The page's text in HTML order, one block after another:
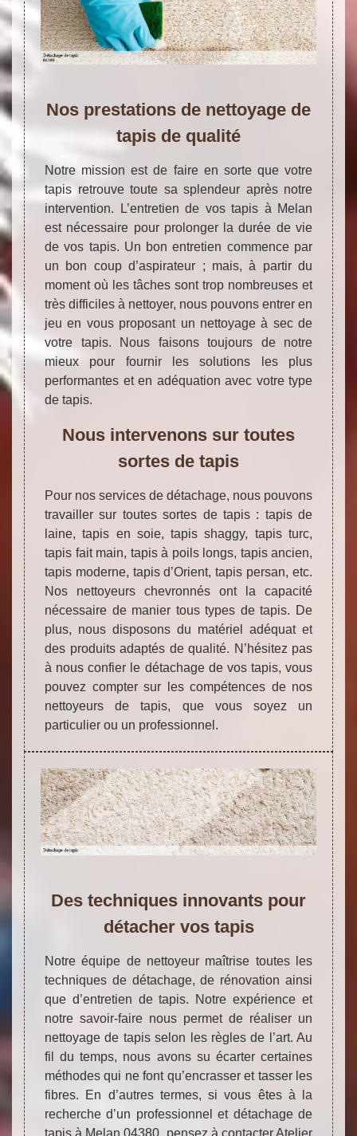
Nos prestations de nettoyage de
tapis de qualité
Notre mission est de faire en sorte que votre
tapis retrouve toute sa splendeur après notre
intervention. L’entretien de vos tapis à Melan
est nécessaire pour prolonger la durée de vie
de vos tapis. Un bon entretien commence par
un bon coup d’aspirateur ; mais, à partir du
moment où les tâches sont trop nombreuses et
très difficiles à nettoyer, nous pouvons entrer en
jeu en vous proposant un nettoyage à sec de
votre tapis. Nous faisons toujours de notre
mieux pour fournir les solutions les plus
performantes et en adéquation avec votre type
de tapis.
Nous intervenons sur toutes
sortes de tapis
Pour nos services de détachage, nous pouvons
travailler sur toutes sortes de tapis : tapis de
laine, tapis en soie, tapis shaggy, tapis turc,
tapis fait main, tapis à poils longs, tapis ancien,
tapis moderne, tapis d’Orient, tapis persan, etc.
Nos nettoyeurs chevronnés ont la capacité
nécessaire de manier tous types de tapis. De
plus, nous disposons du matériel adéquat et
des produits adaptés de qualité. N’hésitez pas
à nous confier le détachage de vos tapis, vous
pouvez compter sur les compétences de nos
nettoyeurs de tapis, que vous soyez un
particulier ou un professionnel.
Des techniques innovants pour
détacher vos tapis
Notre équipe de nettoyeur maîtrise toutes les
techniques de détachage, de rénovation ainsi
que d’entretien de tapis. Notre expérience et
notre savoir-faire nous permet de réaliser un
nettoyage de tapis selon les règles de l’art. Au
fil du temps, nous avons su écarter certaines
méthodes qui ne font qu’encrasser et tasser les
fibres. En d’autres termes, si vous êtes à la
recherche d’un professionnel et détachage de
tapis à Melan 04380, pensez à contacter Atelier